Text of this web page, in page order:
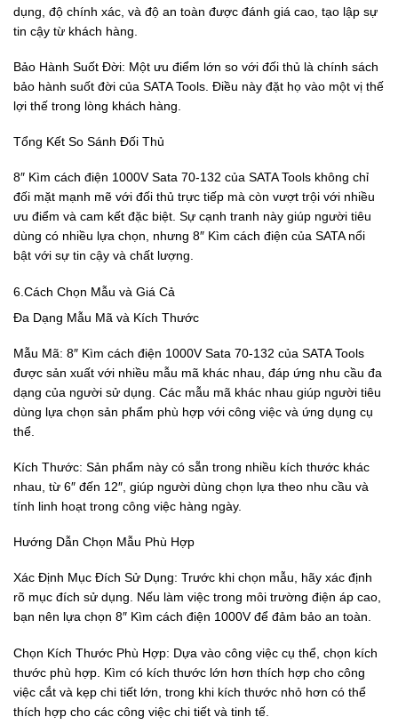
dụng, độ chính xác, và độ an toàn được đánh giá cao, tạo lập sự
tin cậy từ khách hàng.
Bảo Hành Suốt Đời: Một ưu điểm lớn so với đối thủ là chính sách
bảo hành suốt đời của SATA Tools. Điều này đặt họ vào một vị thế
lợi thế trong lòng khách hàng.
Tổng Kết So Sánh Đối Thủ
8″ Kìm cách điện 1000V Sata 70-132 của SATA Tools không chỉ
đối mặt mạnh mẽ với đối thủ trực tiếp mà còn vượt trội với nhiều
ưu điểm và cam kết đặc biệt. Sự cạnh tranh này giúp người tiêu
dùng có nhiều lựa chọn, nhưng 8″ Kìm cách điện của SATA nổi
bật với sự tin cậy và chất lượng.
6.Cách Chọn Mẫu và Giá Cả
Đa Dạng Mẫu Mã và Kích Thước
Mẫu Mã: 8″ Kìm cách điện 1000V Sata 70-132 của SATA Tools
được sản xuất với nhiều mẫu mã khác nhau, đáp ứng nhu cầu đa
dạng của người sử dụng. Các mẫu mã khác nhau giúp người tiêu
dùng lựa chọn sản phẩm phù hợp với công việc và ứng dụng cụ
thể.
Kích Thước: Sản phẩm này có sẵn trong nhiều kích thước khác
nhau, từ 6″ đến 12″, giúp người dùng chọn lựa theo nhu cầu và
tính linh hoạt trong công việc hàng ngày.
Hướng Dẫn Chọn Mẫu Phù Hợp
Xác Định Mục Đích Sử Dụng: Trước khi chọn mẫu, hãy xác định
rõ mục đích sử dụng. Nếu làm việc trong môi trường điện áp cao,
bạn nên lựa chọn 8″ Kìm cách điện 1000V để đảm bảo an toàn.
Chọn Kích Thước Phù Hợp: Dựa vào công việc cụ thể, chọn kích
thước phù hợp. Kìm có kích thước lớn hơn thích hợp cho công
việc cắt và kẹp chi tiết lớn, trong khi kích thước nhỏ hơn có thể
thích hợp cho các công việc chi tiết và tinh tế.